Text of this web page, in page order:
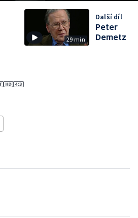
29 min
Další díl
Peter
Demetz